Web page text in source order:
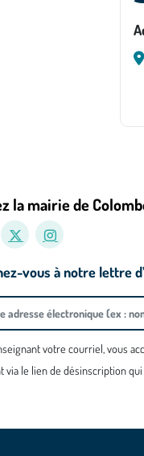
la mairie de
vous à notre lettre
votre courriel, vous
via le lien de désinscription